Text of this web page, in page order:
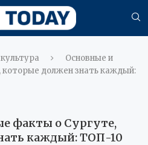
Основные и
должен знать каждый:
факты о Сургуте,
каждый: ТОП-10